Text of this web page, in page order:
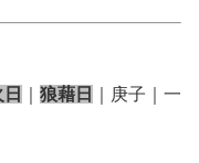
狼藉日
｜庚子｜一